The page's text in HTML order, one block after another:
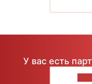
У вас есть